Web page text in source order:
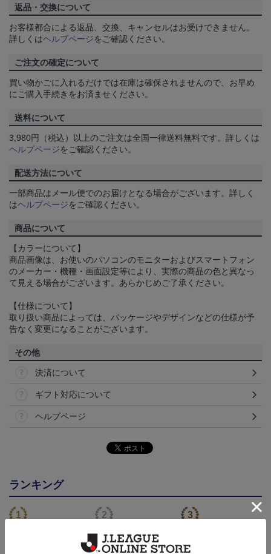
返品・交換について
お客様都合による返品、交換、キャンセルはお受けできません。
詳しくはヘルプページをご確認ください。
ご注文の確定について
買い物かごに入れるだけでは在庫は確保されませんので、お早め
にご購入手続きをお済ませください。
送料について
3,980円（税込）以上のご注文は全国一律送料無料です。詳しくは
ヘルプページをご確認ください。
配送方法について
一部商品はメール便でのお届けとなる場合がございます。詳しく
はヘルプページをご確認ください。
商品について
【カラーについて】
商品画像は、お使いのパソコンのモニターおよびスマートフォン
のメーカー・機種・画面設定等により、実際の商品の色と異なっ
て見える場合がございます。あらかじめご了承ください。
【仕様について】
取り扱い商品によっては、パッケージやデザインなどの仕様が予
告なく変更になることがございます。
その他
決済について
ギフト対応について
ヘルプページ
ランキング